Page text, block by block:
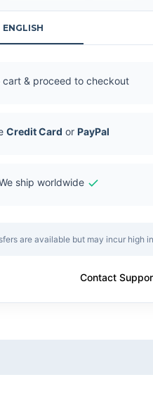
ENGLISH
cart & proceed to checkout
Credit Card or PayPal
ship worldwide
are available but may incur high
Contact